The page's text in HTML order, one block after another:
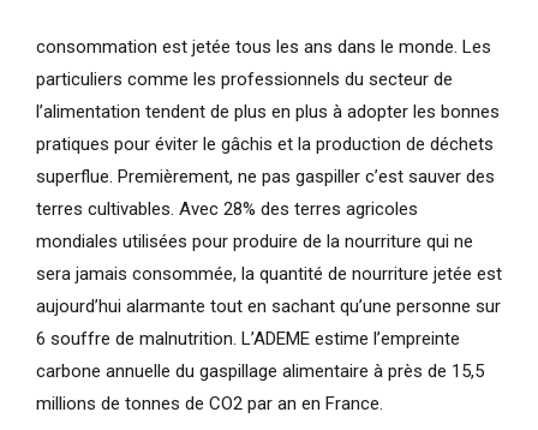
consommation est jetée tous les ans dans le monde. Les
particuliers comme les professionnels du secteur de
l’alimentation tendent de plus en plus à adopter les bonnes
pratiques pour éviter le gâchis et la production de déchets
superflue. Premièrement, ne pas gaspiller c’est sauver des
terres cultivables. Avec 28% des terres agricoles
mondiales utilisées pour produire de la nourriture qui ne
sera jamais consommée, la quantité de nourriture jetée est
aujourd’hui alarmante tout en sachant qu’une personne sur
6 souffre de malnutrition. L’ADEME estime l’empreinte
carbone annuelle du gaspillage alimentaire à près de 15,5
millions de tonnes de CO2 par an en France.